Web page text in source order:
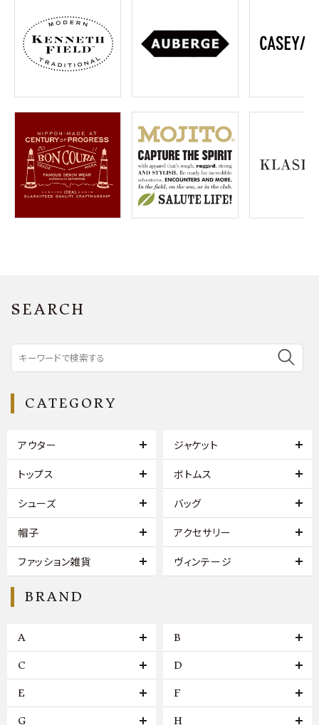
SEARCH
CATEGORY
アウター ジャケット
トップス ボトムス
シューズ バッグ
帽子 アクセサリー
ファッション雑貨 ヴィンテージ
BRAND
A B
C D
E F
G H